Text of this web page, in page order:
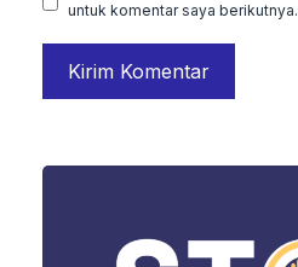
untuk komentar saya berikutnya.